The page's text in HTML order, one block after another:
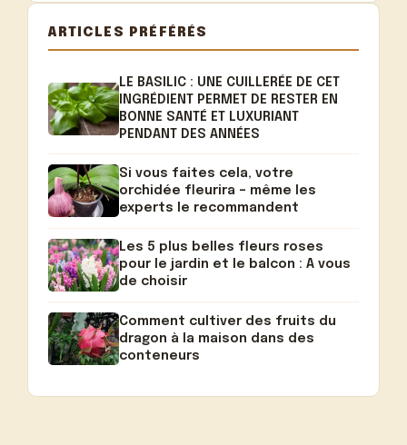
ARTICLES PRÉFÉRÉS
LE BASILIC : UNE CUILLERÉE DE CET
INGRÉDIENT PERMET DE RESTER EN
BONNE SANTÉ ET LUXURIANT
PENDANT DES ANNÉES
Si vous faites cela, votre
orchidée fleurira – même les
experts le recommandent
Les 5 plus belles fleurs roses
pour le jardin et le balcon : A vous
de choisir
Comment cultiver des fruits du
dragon à la maison dans des
conteneurs